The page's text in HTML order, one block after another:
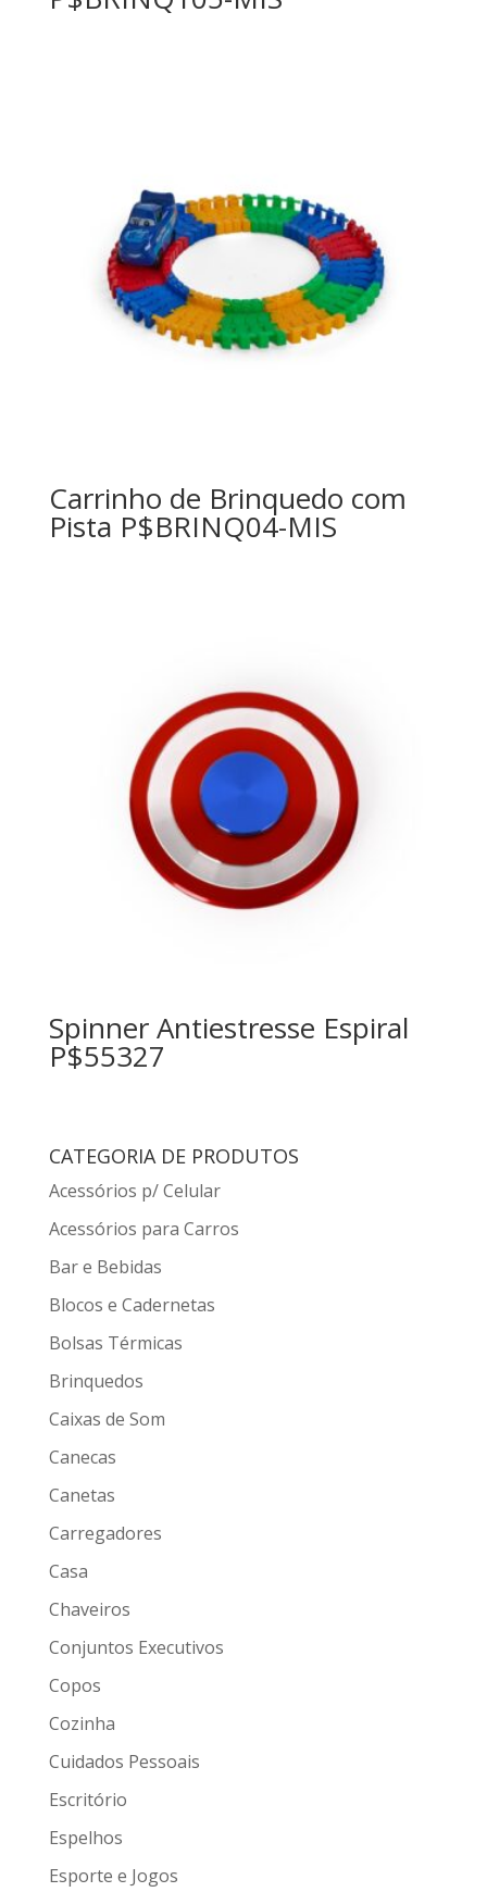
Carrinho de Brinquedo com
Pista P$BRINQ04-MIS
Spinner Antiestresse Espiral
P$55327
CATEGORIA DE PRODUTOS
Acessórios p/ Celular
Acessórios para Carros
Bar e Bebidas
Blocos e Cadernetas
Bolsas Térmicas
Brinquedos
Caixas de Som
Canecas
Canetas
Carregadores
Casa
Chaveiros
Conjuntos Executivos
Copos
Cozinha
Cuidados Pessoais
Escritório
Espelhos
Esporte e Jogos